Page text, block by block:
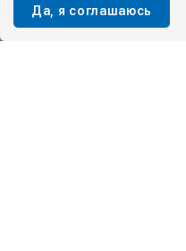
Магазины в Москва (50)
Да, я соглашаюсь